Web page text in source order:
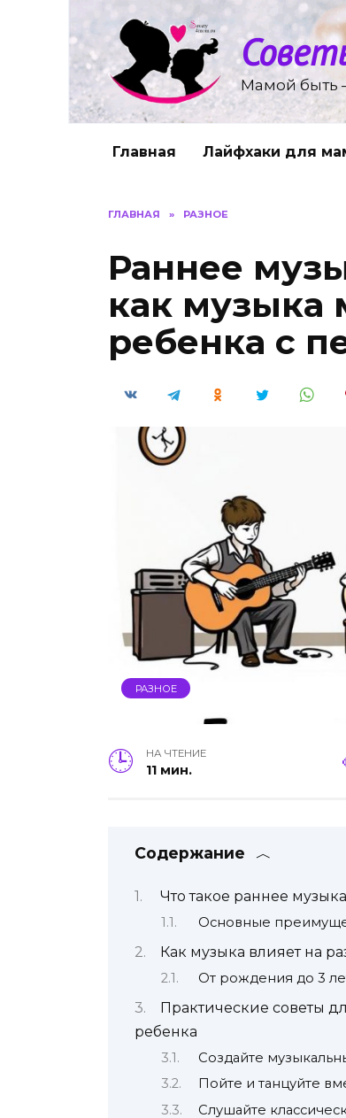
содержанию
Мамой быть
Главная Лайфхаки для
ГЛАВНАЯ » РАЗНОЕ
Раннее
как музыка
ребенка с
РАЗНОЕ
НА ЧТЕНИЕ
11 мин.
Содержание
Что такое раннее
Основные
Как музыка влияет на
От рождения до 3
Практические советы
ребенка
Создайте
Пойте и танцуйте
Слушайте